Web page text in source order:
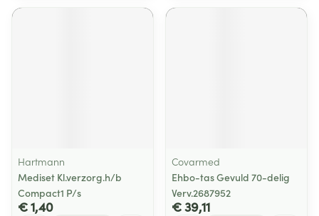
Hartmann
Mediset Kl.verzorg.h/b
Compact1 P/s
€ 1,40
Covarmed
Ehbo-tas Gevuld 70-delig
Verv.2687952
€ 39,11